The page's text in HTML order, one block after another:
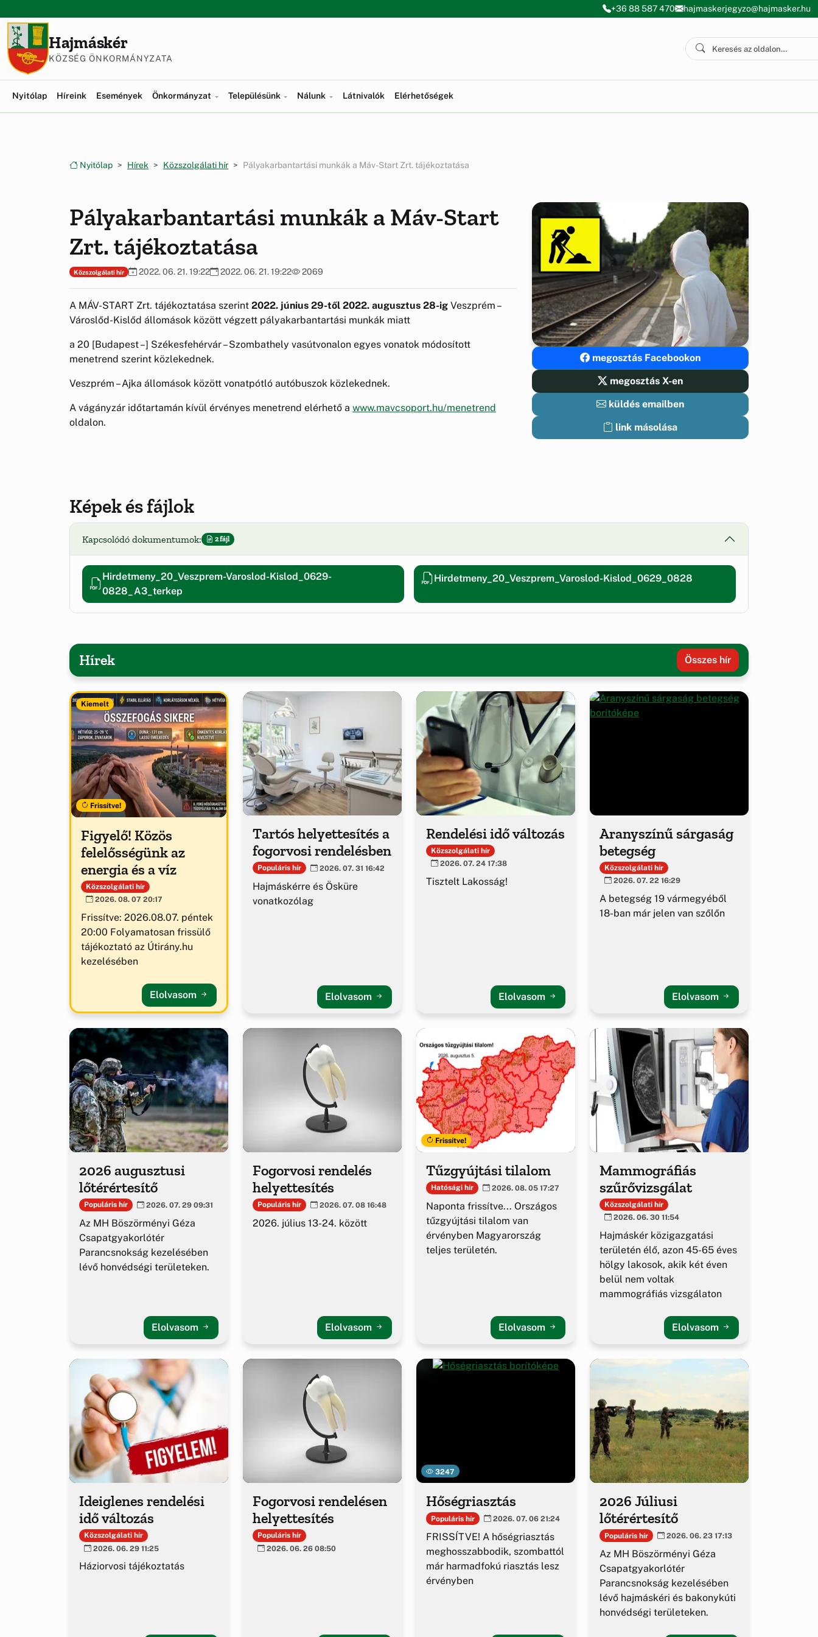
+36 88 587 470 hajmaskerjegyzo@hajmasker.hu
Hajmáskér
KÖZSÉG ÖNKORMÁNYZATA
Nyitólap Híreink Események Önkormányzat Településünk Nálunk Látnivalók Elérhetőségek
Nyitólap Hírek Közszolgálati hír Pályakarbantartási munkák a Máv-Start Zrt. tájékoztatása
Pályakarbantartási munkák a Máv-Start
Zrt. tájékoztatása
Közszolgálati hír 2022. 06. 21. 19:22 2022. 06. 21. 19:22 2069
A MÁV-START Zrt. tájékoztatása szerint 2022. június 29-től 2022. augusztus 28-ig Veszprém –
Városlőd-Kislőd állomások között végzett pályakarbantartási munkák miatt
a 20 [Budapest –] Székesfehérvár – Szombathely vasútvonalon egyes vonatok módosított
menetrend szerint közlekednek.
Veszprém – Ajka állomások között vonatpótló autóbuszok közlekednek.
A vágányzár időtartamán kívül érvényes menetrend elérhető a www.mavcsoport.hu/menetrend
oldalon.
megosztás Facebookon
megosztás X-en
küldés emailben
link másolása
Képek és fájlok
Kapcsolódó dokumentumok: 2 fájl
Hirdetmeny_20_Veszprem-Varoslod-Kislod_0629-
0828_A3_terkep
Hirdetmeny_20_Veszprem_Varoslod-Kislod_0629_0828
Hírek Összes hír
Kiemelt
Frissítve!
Figyelő! Közös
felelősségünk az
energia és a víz
Közszolgálati hír
2026. 08. 07 20:17
Frissítve: 2026.08.07. péntek
20:00 Folyamatosan frissülő
tájékoztató az Útirány.hu
kezelésében
Elolvasom
Tartós helyettesítés a
fogorvosi rendelésben
Populáris hír 2026. 07. 31 16:42
Hajmáskérre és Ösküre
vonatkozólag
Elolvasom
Rendelési idő változás
Közszolgálati hír
2026. 07. 24 17:38
Tisztelt Lakosság!
Elolvasom
Aranyszínű sárgaság
betegség
Közszolgálati hír
2026. 07. 22 16:29
A betegség 19 vármegyéből
18-ban már jelen van szőlőn
Elolvasom
2026 augusztusi
lőtérértesítő
Populáris hír 2026. 07. 29 09:31
Az MH Böszörményi Géza
Csapatgyakorlótér
Parancsnokság kezelésében
lévő honvédségi területeken.
Elolvasom
Fogorvosi rendelés
helyettesítés
Populáris hír 2026. 07. 08 16:48
2026. július 13-24. között
Elolvasom
Frissítve!
Tűzgyújtási tilalom
Hatósági hír 2026. 08. 05 17:27
Naponta frissítve... Országos
tűzgyújtási tilalom van
érvényben Magyarország
teljes területén.
Elolvasom
Mammográfiás
szűrővizsgálat
Közszolgálati hír
2026. 06. 30 11:54
Hajmáskér közigazgatási
területén élő, azon 45-65 éves
hölgy lakosok, akik két éven
belül nem voltak
mammográfiás vizsgálaton
Elolvasom
Ideiglenes rendelési
idő változás
Közszolgálati hír
2026. 06. 29 11:25
Háziorvosi tájékoztatás
Fogorvosi rendelésen
helyettesítés
Populáris hír
2026. 06. 26 08:50
3247
Hőségriasztás
Populáris hír 2026. 07. 06 21:24
FRISSÍTVE! A hőségriasztás
meghosszabbodik, szombattól
már harmadfokú riasztás lesz
érvényben
2026 Júliusi
lőtérértesítő
Populáris hír 2026. 06. 23 17:13
Az MH Böszörményi Géza
Csapatgyakorlótér
Parancsnokság kezelésében
lévő hajmáskéri és bakonykúti
honvédségi területeken.